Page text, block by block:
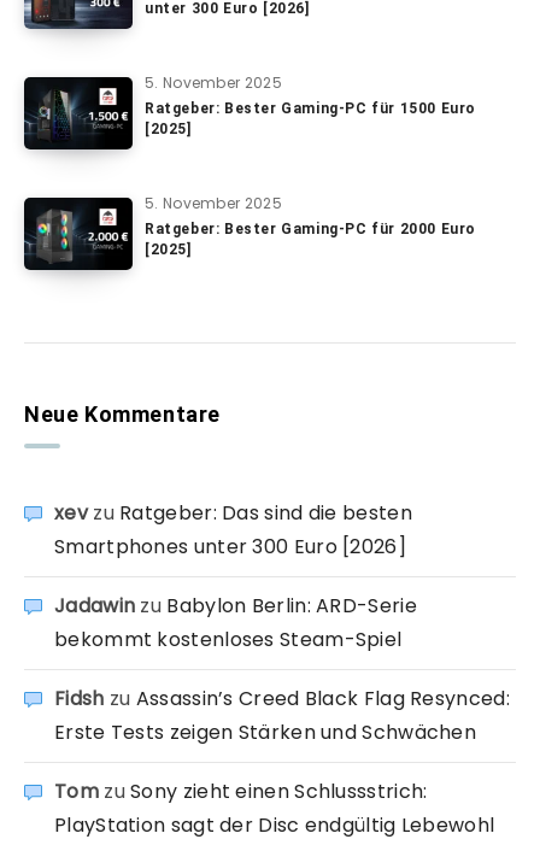
unter 300 Euro [2026]
5. November 2025
Ratgeber: Bester Gaming-PC für 1500 Euro
[2025]
5. November 2025
Ratgeber: Bester Gaming-PC für 2000 Euro
[2025]
Neue Kommentare
xevzu Ratgeber: Das sind die besten
Smartphones unter 300 Euro [2026]
Jadawin zu Babylon Berlin: ARD-Serie
bekommt kostenloses Steam-Spiel
Fidsh zu Assassin’s Creed Black Flag Resynced:
Erste Tests zeigen Stärken und Schwächen
TomzuSony zieht einen Schlussstrich:
PlayStation sagt der Disc endgültig Lebewohl